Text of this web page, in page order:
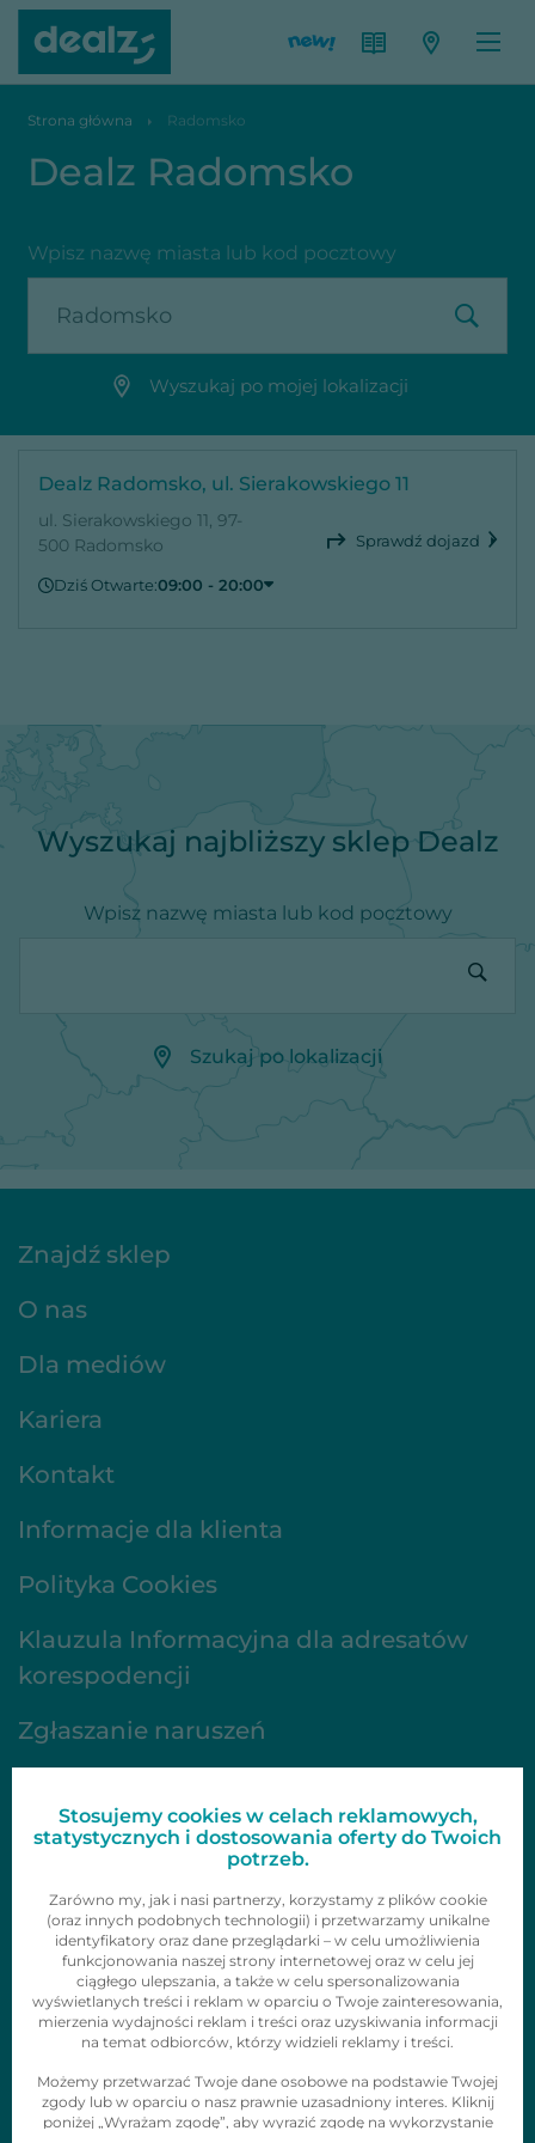
Strona główna Radomsko
Dealz Radomsko
Wpisz nazwę miasta lub kod pocztowy
Wyszukaj po mojej lokalizacji
Dealz Radomsko, ul. Sierakowskiego 11
ul. Sierakowskiego 11, 97-
500 Radomsko
Sprawdź dojazd
Dziś Otwarte:09:00 - 20:00
Wtorek
09:00 - 20:00
Czwartek
Stosujemy cookies w celach reklamowych,
statystycznych i dostosowania oferty do Twoich
potrzeb.
Zarówno my, jak i nasi partnerzy, korzystamy z plików cookie
(oraz innych podobnych technologii) i przetwarzamy unikalne
identyfikatory oraz dane przeglądarki – w celu umożliwienia
funkcjonowania naszej strony internetowej oraz w celu jej
ciągłego ulepszania, a także w celu spersonalizowania
wyświetlanych treści i reklam w oparciu o Twoje zainteresowania,
mierzenia wydajności reklam i treści oraz uzyskiwania informacji
na temat odbiorców, którzy widzieli reklamy i treści.
Możemy przetwarzać Twoje dane osobowe na podstawie Twojej
zgody lub w oparciu o nasz prawnie uzasadniony interes. Kliknij
poniżej „Wyrażam zgodę”, aby wyrazić zgodę na wykorzystanie
Wyszukaj najbliższy sklep Dealz
Wpisz nazwę miasta lub kod pocztowy
Szukaj po lokalizacji
Znajdź sklep
O nas
Dla mediów
Kariera
Kontakt
Informacje dla klienta
Polityka Cookies
Klauzula Informacyjna dla adresatów
korespodencji
Zgłaszanie naruszeń
Oferta
Gazetki
Zainspiruj się
Skontaktuj się z nami
Obserwuj nas